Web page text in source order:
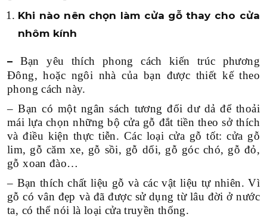
THIẾT KẾ THI CÔNG SHOWROOM-MARKET
THIẾT KẾ THI CÔNG VĂN PHÒNG
THIẾT KẾ THI CÔNG BIỆT THỰ-CĂN HỘ
THEO DIỆN TÍCH
DƯỚI 100M2
100M2-500M2
500M2-1000M2
TRÊN 1000M2
Khi nào nên chọn làm cửa gỗ thay cho cửa
nhôm kính
– Bạn yêu thích phong cách kiến trúc phương
Đông, hoặc ngôi nhà của bạn được thiết kế theo
phong cách này.
– Bạn có một ngân sách tương đối dư dả để thoải
mái lựa chọn những bộ cửa gỗ đắt tiền theo sở thích
và điều kiện thực tiễn. Các loại cửa gỗ tốt: cửa gỗ
lim, gỗ căm xe, gỗ sồi, gỗ dổi, gỗ góc chó, gỗ đỏ,
gỗ xoan đào…
– Bạn thích chất liệu gỗ và các vật liệu tự nhiên. Vì
gỗ có vân đẹp và đã được sử dụng từ lâu đời ở nước
ta, có thể nói là loại cửa truyền thống.